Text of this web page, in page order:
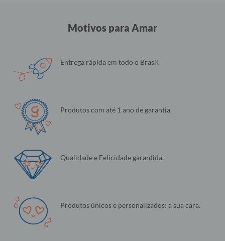
Motivos para Amar
Entrega rápida em todo o Brasil.
Produtos com até 1 ano de garantia.
Qualidade e Felicidade garantida.
Produtos únicos e personalizados: a sua cara.